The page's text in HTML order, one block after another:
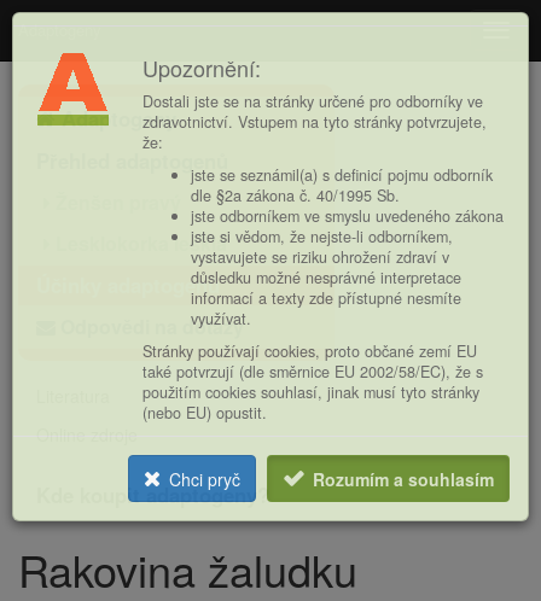
Adaptogeny
Hlavní
nabídkaAdaptogeny
Lesklokorka lesklá
Účinky adaptogenů
Odpovědi na dotazy
Online zdroje
Kde koupit adaptogeny?
Drobečková
navigace
Rakovina žaludku
Upozornění:
Dostali jste se na stránky určené pro odborníky ve
zdravotnictví. Vstupem na tyto stránky potvrzujete,
že:
jste se seznámil(a) s definicí pojmu odborník
dle §2a zákona č. 40/1995 Sb.
jste odborníkem ve smyslu uvedeného zákona
jste si vědom, že nejste-li odborníkem,
vystavujete se riziku ohrožení zdraví v
důsledku možné nesprávné interpretace
informací a texty zde přístupné nesmíte
využívat.
Stránky používají cookies, proto občané zemí EU
také potvrzují (dle směrnice EU 2002/58/EC), že s
použitím cookies souhlasí, jinak musí tyto stránky
(nebo EU) opustit.
Chci pryč Rozumím a souhlasím